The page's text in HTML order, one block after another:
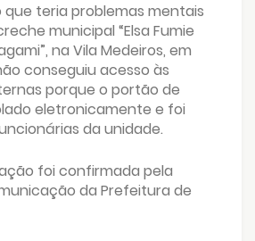
que teria problemas mentais
municipal “Elsa Fumie
na Vila Medeiros, em
conseguiu acesso às
porque o portão de
eletronicamente e foi
da unidade.
foi confirmada pela
da Prefeitura de